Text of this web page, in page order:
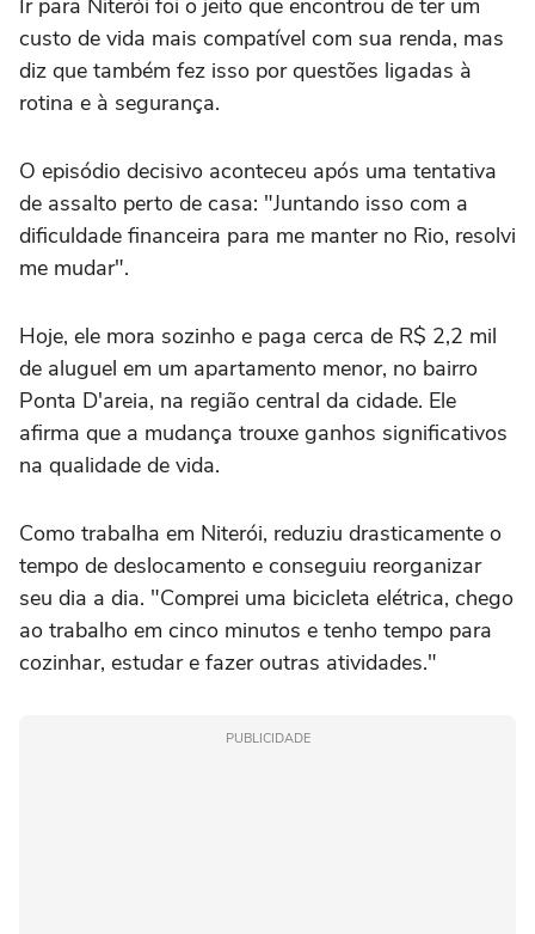
Ir para Niterói foi o jeito que encontrou de ter um
custo de vida mais compatível com sua renda, mas
diz que também fez isso por questões ligadas à
rotina e à segurança.
O episódio decisivo aconteceu após uma tentativa
de assalto perto de casa: "Juntando isso com a
dificuldade financeira para me manter no Rio, resolvi
me mudar".
Hoje, ele mora sozinho e paga cerca de R$ 2,2 mil
de aluguel em um apartamento menor, no bairro
Ponta D'areia, na região central da cidade. Ele
afirma que a mudança trouxe ganhos significativos
na qualidade de vida.
Como trabalha em Niterói, reduziu drasticamente o
tempo de deslocamento e conseguiu reorganizar
seu dia a dia. "Comprei uma bicicleta elétrica, chego
ao trabalho em cinco minutos e tenho tempo para
cozinhar, estudar e fazer outras atividades."
PUBLICIDADE